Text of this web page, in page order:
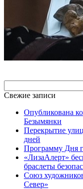
Свежие записи
Опубликована
Безымянки
Перекрытие
дней
Программу Дня
«ЛизаАлерт»
браслеты
Союз
Север»